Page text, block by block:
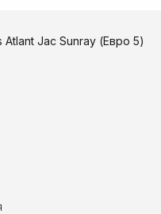
Jac Sunray (Евро 5)